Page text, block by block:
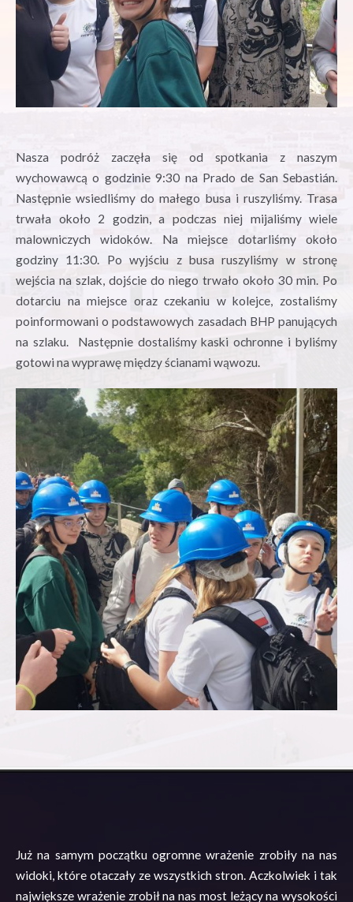
Nasza podróż zaczęła się od spotkania z naszym
wychowawcą o godzinie 9:30 na Prado de San Sebastián.
Następnie wsiedliśmy do małego busa i ruszyliśmy. Trasa
trwała około 2 godzin, a podczas niej mijaliśmy wiele
malowniczych widoków. Na miejsce dotarliśmy około
godziny 11:30. Po wyjściu z busa ruszyliśmy w stronę
wejścia na szlak, dojście do niego trwało około 30 min. Po
dotarciu na miejsce oraz czekaniu w kolejce, zostaliśmy
poinformowani o podstawowych zasadach BHP panujących
na szlaku.
Następnie dostaliśmy kaski ochronne i byliśmy
gotowi na wyprawę między ścianami wąwozu.
Już na samym początku ogromne wrażenie zrobiły na nas
widoki, które otaczały ze wszystkich stron. Aczkolwiek i tak
największe wrażenie zrobił na nas most leżący na wysokości